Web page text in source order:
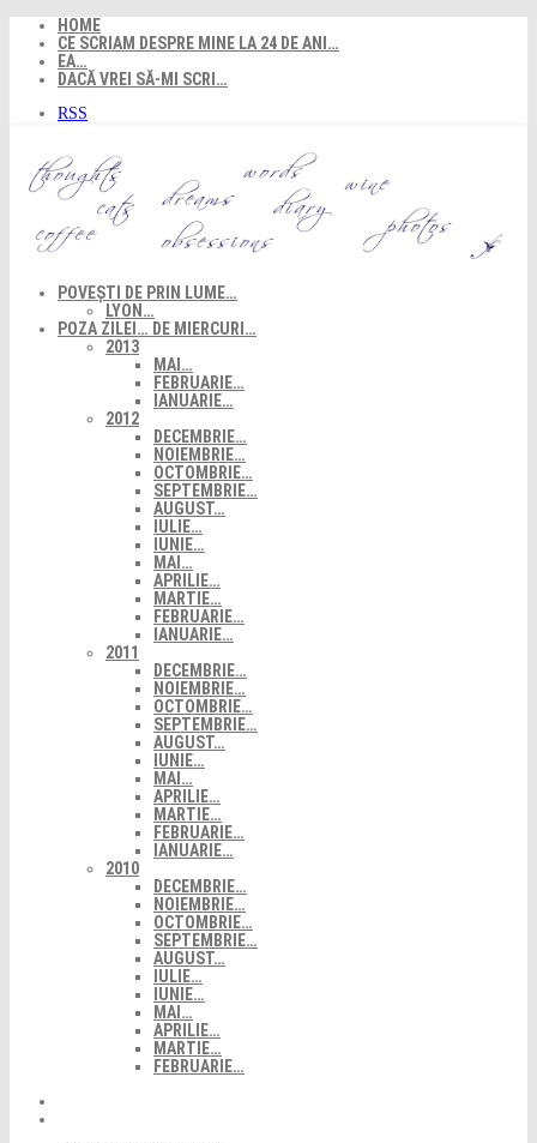
content
HOME
CE SCRIAM DESPRE MINE LA 24 DE ANI…
EA…
DACĂ VREI SĂ-MI SCRI…
RSS
POVEȘTI DE PRIN LUME…
LYON…
POZA ZILEI… DE MIERCURI…
2013
MAI…
FEBRUARIE…
IANUARIE…
2012
DECEMBRIE…
NOIEMBRIE…
OCTOMBRIE…
SEPTEMBRIE…
AUGUST…
IULIE…
IUNIE…
MAI…
APRILIE…
MARTIE…
FEBRUARIE…
IANUARIE…
2011
DECEMBRIE…
NOIEMBRIE…
OCTOMBRIE…
SEPTEMBRIE…
AUGUST…
IUNIE…
MAI…
APRILIE…
MARTIE…
FEBRUARIE…
IANUARIE…
2010
DECEMBRIE…
NOIEMBRIE…
OCTOMBRIE…
SEPTEMBRIE…
AUGUST…
IULIE…
IUNIE…
MAI…
APRILIE…
MARTIE…
FEBRUARIE…